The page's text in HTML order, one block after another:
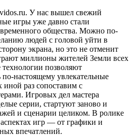
У нас вышел свежий
игры уже давно стали
общества. Можно по-
людей с головой уйти в
экрана, но это не отменит
миллионы жителей Земли всех
позволяют
по-настоящему увлекательные
иной раз сопоставим с
Игровых дел мастера
серии, стартуют заново и
и сценарии целиком. В ролике
аспектах игр — от графики и
впечатлений.